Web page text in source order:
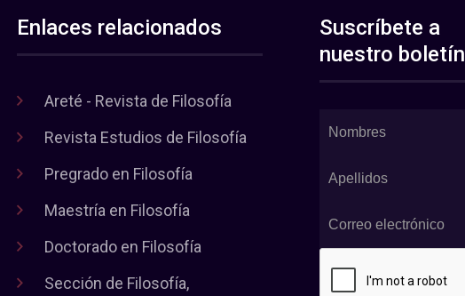
Enlaces relacionados
Areté - Revista de Filosofía
Revista Estudios de Filosofía
Pregrado en Filosofía
Maestría en Filosofía
Doctorado en Filosofía
Sección de Filosofía,
Suscríbete a
nuestro boletín